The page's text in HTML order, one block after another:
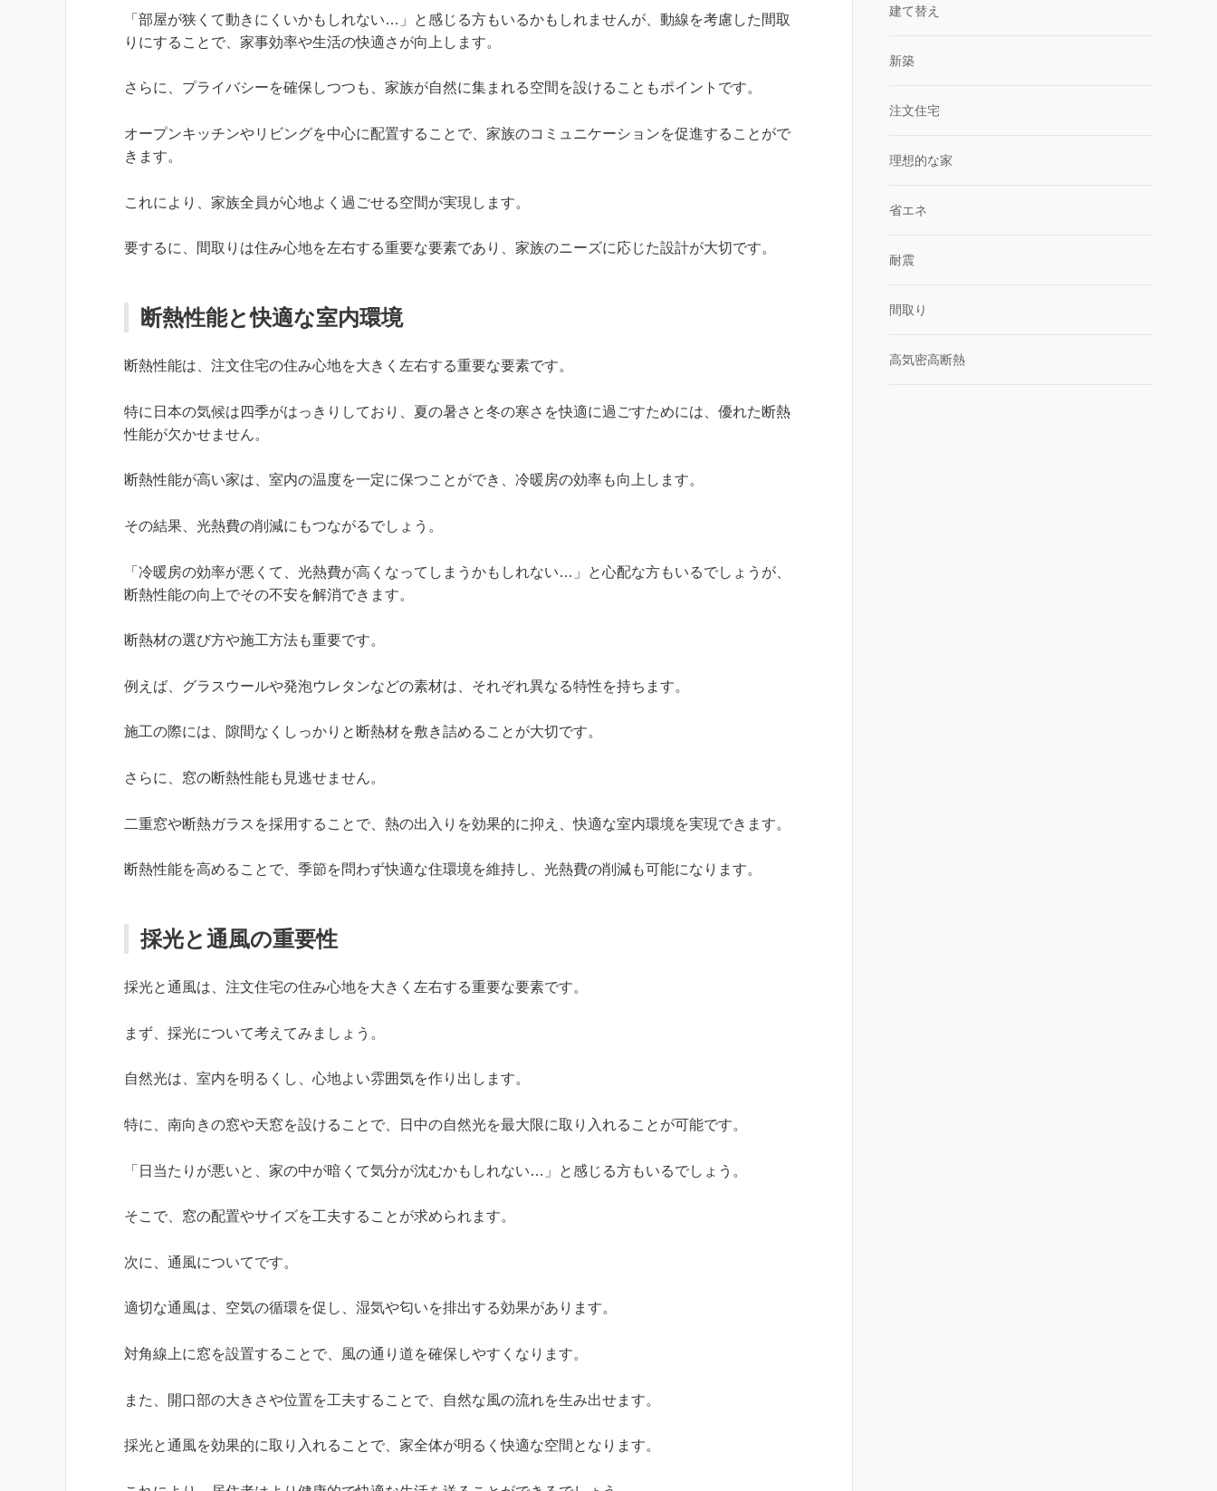
「部屋が狭くて動きにくいかもしれない…」と感じる方もいるかもしれませんが、動線を考慮した間取
りにすることで、家事効率や生活の快適さが向上します。
さらに、プライバシーを確保しつつも、家族が自然に集まれる空間を設けることもポイントです。
オープンキッチンやリビングを中心に配置することで、家族のコミュニケーションを促進することがで
きます。
これにより、家族全員が心地よく過ごせる空間が実現します。
要するに、間取りは住み心地を左右する重要な要素であり、家族のニーズに応じた設計が大切です。
断熱性能と快適な室内環境
断熱性能は、注文住宅の住み心地を大きく左右する重要な要素です。
特に日本の気候は四季がはっきりしており、夏の暑さと冬の寒さを快適に過ごすためには、優れた断熱
性能が欠かせません。
断熱性能が高い家は、室内の温度を一定に保つことができ、冷暖房の効率も向上します。
その結果、光熱費の削減にもつながるでしょう。
「冷暖房の効率が悪くて、光熱費が高くなってしまうかもしれない…」と心配な方もいるでしょうが、
断熱性能の向上でその不安を解消できます。
断熱材の選び方や施工方法も重要です。
例えば、グラスウールや発泡ウレタンなどの素材は、それぞれ異なる特性を持ちます。
施工の際には、隙間なくしっかりと断熱材を敷き詰めることが大切です。
さらに、窓の断熱性能も見逃せません。
二重窓や断熱ガラスを採用することで、熱の出入りを効果的に抑え、快適な室内環境を実現できます。
断熱性能を高めることで、季節を問わず快適な住環境を維持し、光熱費の削減も可能になります。
採光と通風の重要性
採光と通風は、注文住宅の住み心地を大きく左右する重要な要素です。
まず、採光について考えてみましょう。
自然光は、室内を明るくし、心地よい雰囲気を作り出します。
特に、南向きの窓や天窓を設けることで、日中の自然光を最大限に取り入れることが可能です。
「日当たりが悪いと、家の中が暗くて気分が沈むかもしれない…」と感じる方もいるでしょう。
そこで、窓の配置やサイズを工夫することが求められます。
次に、通風についてです。
適切な通風は、空気の循環を促し、湿気や匂いを排出する効果があります。
対角線上に窓を設置することで、風の通り道を確保しやすくなります。
また、開口部の大きさや位置を工夫することで、自然な風の流れを生み出せます。
採光と通風を効果的に取り入れることで、家全体が明るく快適な空間となります。
建て替え
新築
注文住宅
理想的な家
省エネ
耐震
間取り
高気密高断熱